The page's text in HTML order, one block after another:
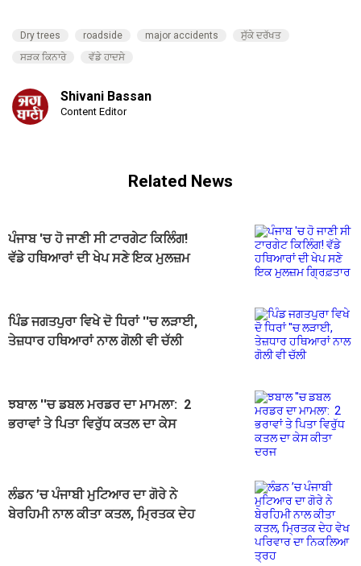
Dry trees roadside major accidents
ਸੁੱਕੇ ਦਰੱਖਤ
ਸੜਕ ਕਿਨਾਰੇ
ਵੱਡੇ ਹਾਦਸੇ
Shivani Bassan
Content Editor
Related News
ਪੰਜਾਬ 'ਚ ਹੋ ਜਾਣੀ ਸੀ ਟਾਰਗੇਟ ਕਿਲਿੰਗ!
ਵੱਡੇ ਹਥਿਆਰਾਂ ਦੀ ਖੇਪ ਸਣੇ ਇਕ ਮੁਲਜ਼ਮ
ਪਿੰਡ ਜਗਤਪੁਰਾ ਵਿਖੇ ਦੋ ਧਿਰਾਂ ''ਚ ਲੜਾਈ,
ਤੇਜ਼ਧਾਰ ਹਥਿਆਰਾਂ ਨਾਲ ਗੋਲੀ ਵੀ ਚੱਲੀ
ਝਬਾਲ ''ਚ ਡਬਲ ਮਰਡਰ ਦਾ ਮਾਮਲਾ: 2
ਭਰਾਵਾਂ ਤੇ ਪਿਤਾ ਵਿਰੁੱਧ ਕਤਲ ਦਾ ਕੇਸ
ਲੰਡਨ ’ਚ ਪੰਜਾਬੀ ਮੁਟਿਆਰ ਦਾ ਗੋਰੇ ਨੇ
ਬੇਰਹਿਮੀ ਨਾਲ ਕੀਤਾ ਕਤਲ, ਮ੍ਰਿਤਕ ਦੇਹ